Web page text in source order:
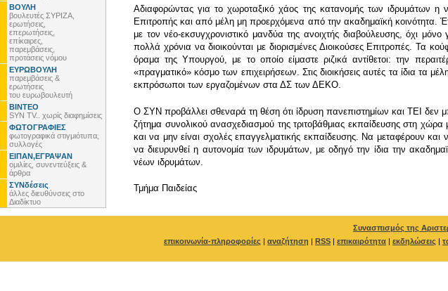
ΒΟΥΛΗ
βουλευτές ΣΥΡΙΖΑ,
ερωτήσεις,
επερωτήσεις,
επίκαιρες,
παρεμβάσεις,
προτάσεις νόμου
ΕΥΡΩΒΟΥΛΗ
παρεμβάσεις &
ερωτήσεις
του ευρωβουλευτή
ΒΙΝΤΕΟ
SYN TV.. χωρίς διαφημίσεις
ΦΩΤΟΓΡΑΦΙΕΣ
φωτογραφικά στιγμιότυπα,
συλλογές
ΕΙΠΑΝ,ΕΓΡΑΨΑΝ
ομιλίες, συνεντεύξεις &
άρθρα
ΣΥΝδέσεις
άλλες διευθύνσεις στο
Διαδίκτυο
Αδιαφορώντας για το χωροταξικό χάος της κατανομής των ιδρυμάτων η
Επιτροπής και από μέλη μη προερχόμενα από την ακαδημαϊκή κοινότητα.
με τον νέο-εκσυγχρονιστικό μανδύα της ανοιχτής διαβούλευσης, όχι
πολλά χρόνια να διοικούνται με διορισμένες Διοικούσες Επιτροπές. Τα
όραμα της Υπουργού, με το οποίο είμαστε ριζικά αντίθετοι: την
«πραγματικό» κόσμο των επιχειρήσεων. Στις διοικήσεις αυτές τα ίδια τα
εκπρόσωποι των εργαζομένων στα ΔΣ των ΔΕΚΟ.
Ο ΣΥΝ προβάλλει σθεναρά τη θέση ότι ίδρυση πανεπιστημίων και ΤΕΙ δεν
ζήτημα συνολικού ανασχεδιασμού της τριτοβάθμιας εκπαίδευσης στη
και να μην είναι σχολές επαγγελματικής εκπαίδευσης. Να μεταφέρουν
να διευρυνθεί η αυτονομία των ιδρυμάτων, με οδηγό την ίδια την
νέων ιδρυμάτων.
Τμήμα Παιδείας
Συνασπισμός της
επικοινωνία-πληροφορίες | αναζήτηση | RSS | επικαιρότητα | εκδηλώσεις |